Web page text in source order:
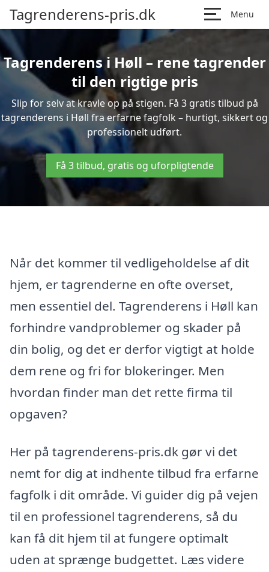
Tagrenderens-pris.dk Menu
Tagrenderens i Høll – rene tagrender
til den rigtige pris
Slip for selv at kravle op på stigen. Få 3 gratis tilbud på
tagrenderens i Høll fra erfarne fagfolk – hurtigt, sikkert og
professionelt udført.
Få 3 tilbud, gratis og uforpligtende
Når det kommer til vedligeholdelse af dit
hjem, er tagrenderne en ofte overset,
men essentiel del. Tagrenderens i Høll kan
forhindre vandproblemer og skader på
din bolig, og det er derfor vigtigt at holde
dem rene og fri for blokeringer. Men
hvordan finder man det rette firma til
opgaven?
Her på tagrenderens-pris.dk gør vi det
nemt for dig at indhente tilbud fra erfarne
fagfolk i dit område. Vi guider dig på vejen
til en professionel tagrenderens, så du
kan få dit hjem til at fungere optimalt
uden at sprænge budgettet. Læs videre